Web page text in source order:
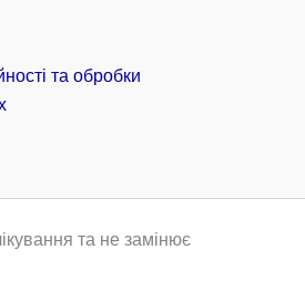
та обробки
та не замінює